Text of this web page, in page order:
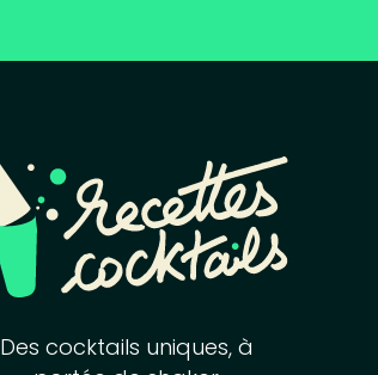
Des cocktails uniques, à